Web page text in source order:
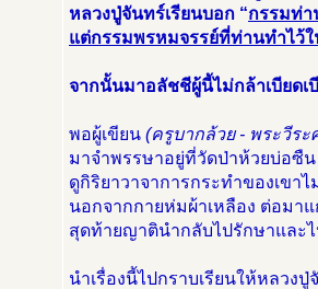
หลวงปู่จันทร์เรียนบอก “กรรมท่
แต่กรรมพรหมจรรย์ที่ท่านทำไว้
จากนั้นมาอลัชชีผู้นี้ไม่กล้าเบียดเ
พอผู้เขียน (ครูบากล้วย - พระวีร
มาจำพรรษาอยู่ที่วัดป่าห้วยบ่อซื
ดูกิริยาวาจาการกระทำของเขา
นอกจากกายห่มผ้าเหลือง ต่อมา
สุดท้ายญาตินำกลับไปรักษาและ
นำเรื่องนี้ไปกราบเรียนให้หลวงปู่